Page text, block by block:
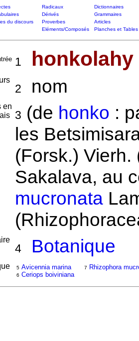
Radicaux
Dictionnaires
Dérivés
Grammaires
du discours Proverbes
Articles
Eléments/Composés Planches et Tables
1 honkolahy
2 nom
en
3 (de honko :
les
(Forsk.)
Sakalava, au
mucronata
4 Botanique
5 Avicennia marina
6 Ceriops boiviniana
7 Rhizophora